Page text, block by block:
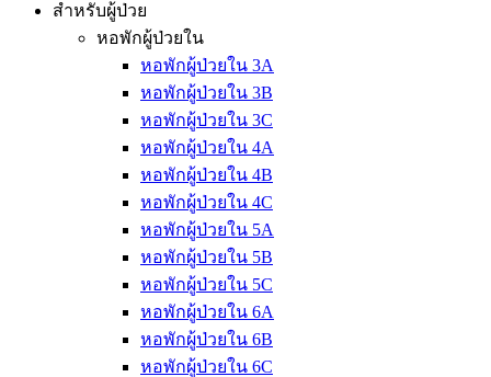
สำหรับผู้ป่วย
หอพักผู้ป่วยใน
หอพักผู้ป่วยใน 3A
หอพักผู้ป่วยใน 3B
หอพักผู้ป่วยใน 3C
หอพักผู้ป่วยใน 4A
หอพักผู้ป่วยใน 4B
หอพักผู้ป่วยใน 4C
หอพักผู้ป่วยใน 5A
หอพักผู้ป่วยใน 5B
หอพักผู้ป่วยใน 5C
หอพักผู้ป่วยใน 6A
หอพักผู้ป่วยใน 6B
หอพักผู้ป่วยใน 6C